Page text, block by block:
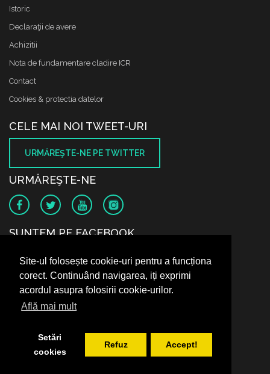
Site-ul folosește cookie-uri pentru a funcționa
corect. Continuând navigarea, iți exprimi
acordul asupra folosirii cookie-urilor.
Află mai mult
Setări
cookies
Refuz Accept!
Istoric
Declaraţii de avere
Achizitii
Nota de fundamentare cladire ICR
Contact
Cookies & protectia datelor
CELE MAI NOI TWEET-URI
URMĂREŞTE-NE PE TWITTER
URMĂREŞTE-NE
SUNTEM PE FACEBOOK